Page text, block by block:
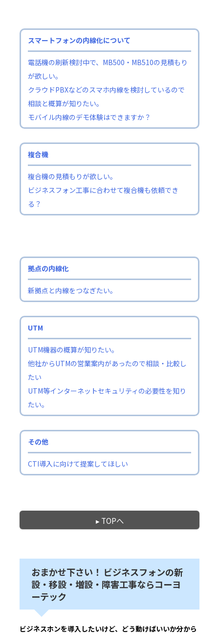
スマートフォンの内線化について
電話機の刷新検討中で、MB500・MB510の見積もり
が欲しい。
クラウドPBXなどのスマホ内線を検討しているので
相談と概算が知りたい。
モバイル内線のデモ体験はできますか？
複合機
複合機の見積もりが欲しい。
ビジネスフォン工事に合わせて複合機も依頼でき
る？
拠点の内線化
新拠点と内線をつなぎたい。
UTM
UTM機器の概算が知りたい。
他社からUTMの営業案内があったので相談・比較し
たい
UTM等インターネットセキュリティの必要性を知り
たい。
その他
CTI導入に向けて提案してほしい
▸ TOPへ
おまかせ下さい！ ビジネスフォンの新
設・移設・増設・障害工事ならコーヨ
ーテック
ビジネスホンを導入したいけど、どう動けばいいか分から